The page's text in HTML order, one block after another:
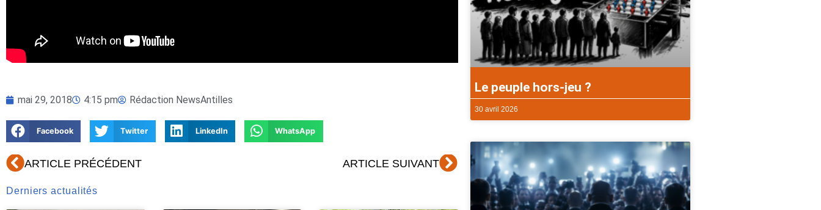
mai 29, 2018 4:15 pm Rédaction NewsAntilles
Facebook Twitter LinkedIn WhatsApp
Précédent
ARTICLE PRÉCÉDENT ARTICLE SUIVANTSuivant
Derniers actualités
Le peuple hors-jeu ?
30 avril 2026